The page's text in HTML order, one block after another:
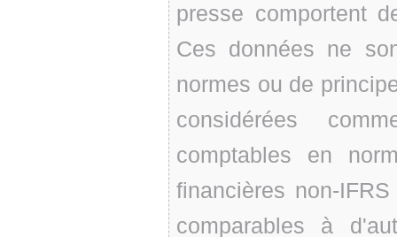
presse comportent
Ces données ne
normes ou de
considérées
comptables en
financières non-
comparables à